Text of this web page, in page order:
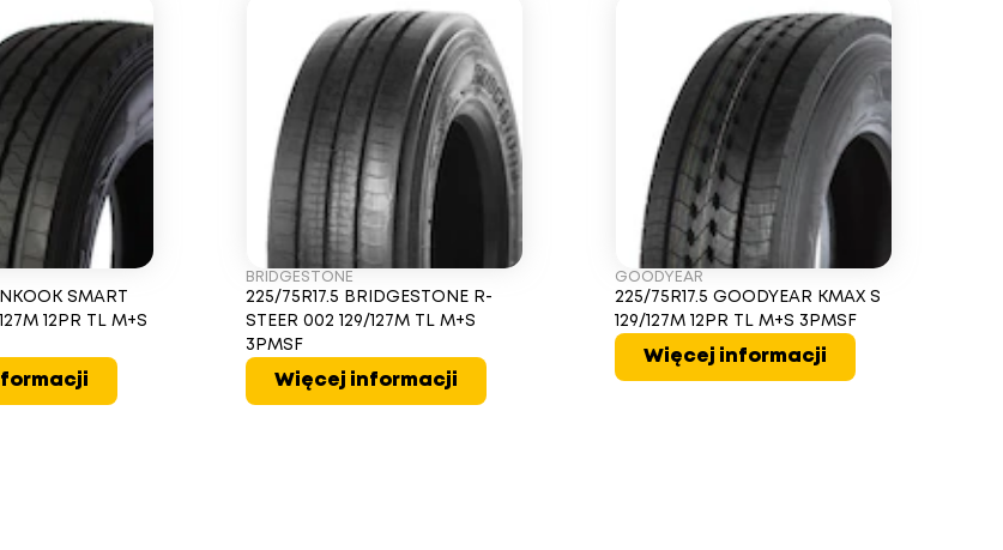
SMART
12PR TL M+S
BRIDGESTONE
225/75R17.5 BRIDGESTONE R-
STEER 002 129/127M TL M+S
3PMSF
Więcej informacji
GOODYEAR
225/75R17.5 GOODYEAR KMAX S
129/127M 12PR TL M+S 3PMSF
Więcej informacji